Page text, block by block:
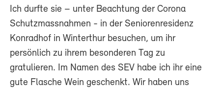
Ich durfte sie – unter Beachtung der Corona
Schutzmassnahmen - in der Seniorenresidenz
Konradhof in Winterthur besuchen, um ihr
persönlich zu ihrem besonderen Tag zu
gratulieren. Im Namen des SEV habe ich ihr eine
gute Flasche Wein geschenkt. Wir haben uns